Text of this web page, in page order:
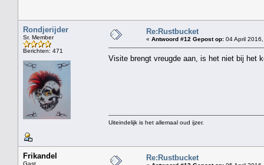
Rondjerijder
Sr. Member
Berichten: 471
Re:Rustbucket
« Antwoord #12 Gepost op: 04 April
Visite brengt vreugde aan, is het niet bij het
Uiteindelijk is het allemaal oud ijzer.
Frikandel
Gast
Re:Rustbucket